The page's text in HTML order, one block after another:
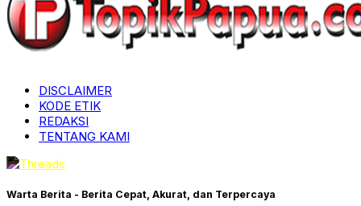
DISCLAIMER
KODE ETIK
REDAKSI
TENTANG KAMI
Warta Berita - Berita Cepat, Akurat, dan Terpercaya